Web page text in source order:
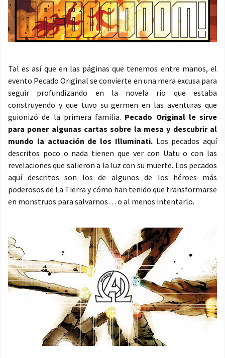
Tal es así que en las páginas que tenemos entre manos, el
evento Pecado Original se convierte en una mera excusa para
seguir profundizando en la novela río que estaba
construyendo y que tuvo su germen en las aventuras que
guionizó de la primera familia. Pecado Original le sirve
para poner algunas cartas sobre la mesa y descubrir al
mundo la actuación de los Illuminati.Los pecados aquí
descritos poco o nada tienen que ver con Uatu o con las
revelaciones que salieron a la luz con su muerte. Los pecados
aquí descritos son los de algunos de los héroes más
poderosos de La Tierra y cómo han tenido que transformarse
en monstruos para salvarnos… o al menos intentarlo.